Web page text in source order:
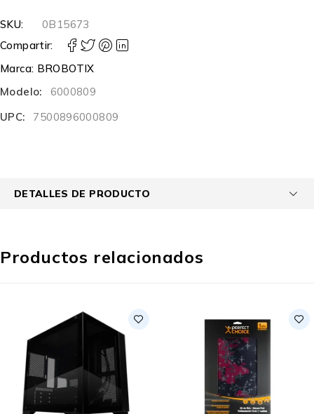
SKU:
0B15673
Compartir:
Marca: BROBOTIX
Modelo:
6000809
UPC:
7500896000809
DETALLES DE PRODUCTO
Productos relacionados